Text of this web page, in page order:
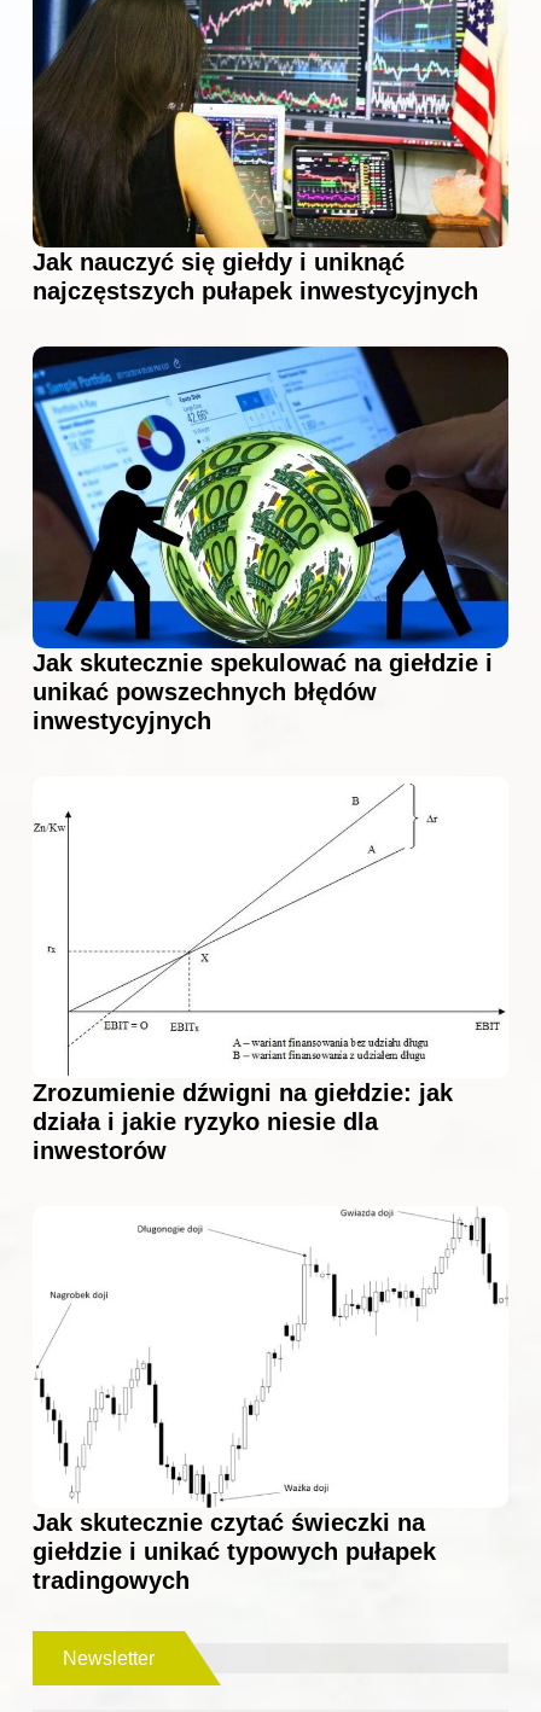
Jak nauczyć się giełdy i uniknąć
najczęstszych pułapek inwestycyjnych
Jak skutecznie spekulować na giełdzie i
unikać powszechnych błędów
inwestycyjnych
Zrozumienie dźwigni na giełdzie: jak
działa i jakie ryzyko niesie dla
inwestorów
Jak skutecznie czytać świeczki na
giełdzie i unikać typowych pułapek
tradingowych
Newsletter